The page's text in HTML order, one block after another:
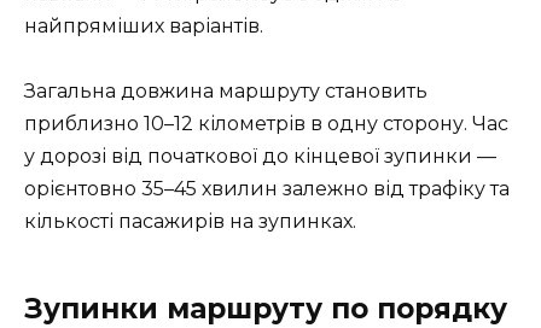
найпряміших варіантів.
Загальна довжина маршруту становить
приблизно 10–12 кілометрів в одну сторону. Час
у дорозі від початкової до кінцевої зупинки —
орієнтовно 35–45 хвилин залежно від трафіку та
кількості пасажирів на зупинках.
Зупинки маршруту по порядку